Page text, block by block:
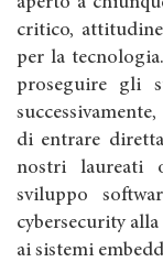
critico,
per la
proseguire gli
di entrare
nostri laureati
sviluppo
cybersecurity
ai sistemi